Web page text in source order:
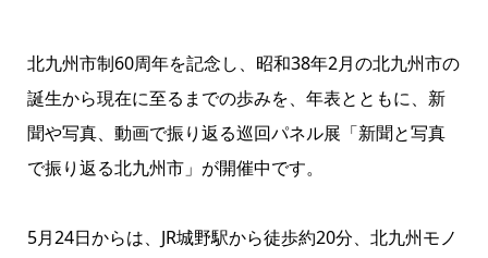
北九州市制60周年を記念し、昭和38年2月の北九州市の
誕生から現在に至るまでの歩みを、年表とともに、新
聞や写真、動画で振り返る巡回パネル展「新聞と写真
で振り返る北九州市」が開催中です。
5月24日からは、JR城野駅から徒歩約20分、北九州モノ